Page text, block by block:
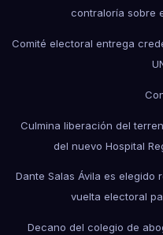
contraloría sobre
Comité electoral entrega
Culmina liberación del
del nuevo Hospital
Dante Salas Ávila es elegido
vuelta electoral
Decano del colegio de